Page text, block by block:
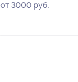
работы
от 3000 руб.